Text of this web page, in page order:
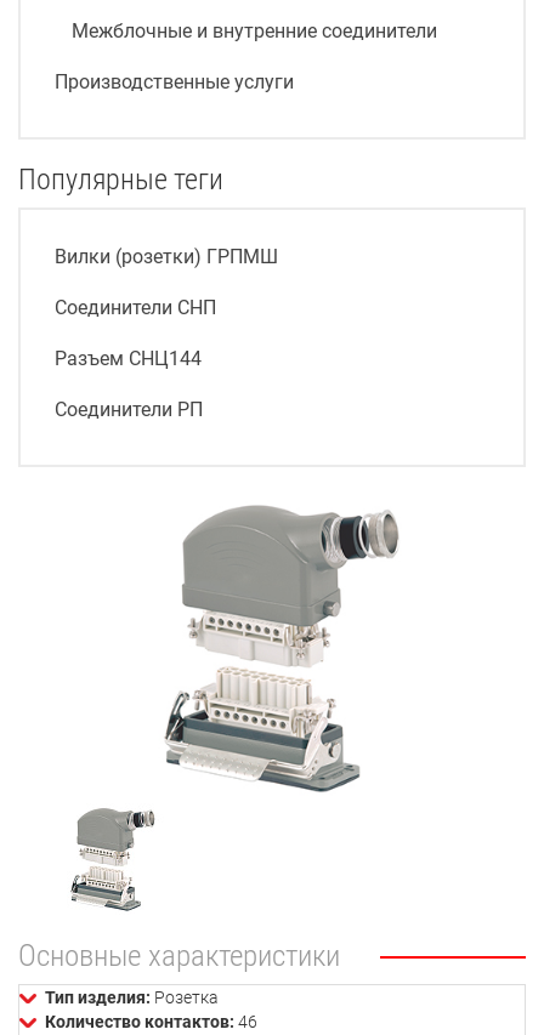
Межблочные и внутренние соединители
Производственные услуги
Популярные теги
Вилки (розетки) ГРПМШ
Соединители СНП
Разъем СНЦ144
Соединители РП
Основные характеристики
Тип изделия: Розетка
Количество контактов: 46